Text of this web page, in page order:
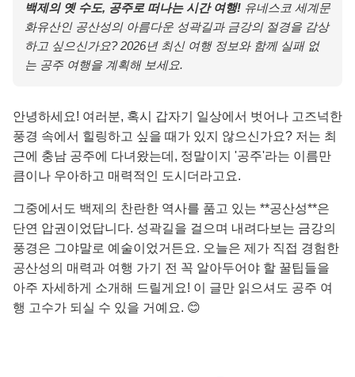
백제의 옛 수도, 공주로 떠나는 시간 여행! 유네스코 세계문
화유산인 공산성의 아름다운 성곽길과 금강의 절경을 감상
하고 싶으신가요? 2026년 최신 여행 정보와 함께 실패 없
는 공주 여행을 계획해 보세요.
안녕하세요! 여러분, 혹시 갑자기 일상에서 벗어나 고즈넉한
풍경 속에서 힐링하고 싶을 때가 있지 않으신가요? 저는 최
근에 충남 공주에 다녀왔는데, 정말이지 '공주'라는 이름만
큼이나 우아하고 매력적인 도시더라고요.
그중에서도 백제의 찬란한 역사를 품고 있는 **공산성**은
단연 압권이었답니다. 성곽길을 걸으며 내려다보는 금강의
풍경은 그야말로 예술이었거든요. 오늘은 제가 직접 경험한
공산성의 매력과 여행 가기 전 꼭 알아두어야 할 꿀팁들을
아주 자세하게 소개해 드릴게요! 이 글만 읽으셔도 공주 여
행 고수가 되실 수 있을 거예요. 😊